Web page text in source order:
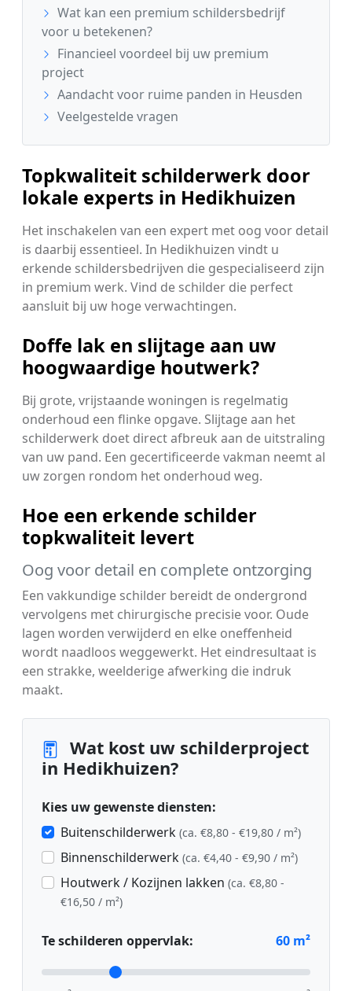
Wat kan een premium schildersbedrijf
voor u betekenen?
Financieel voordeel bij uw premium
project
Aandacht voor ruime panden in Heusden
Veelgestelde vragen
Topkwaliteit schilderwerk door
lokale experts in Hedikhuizen
Het inschakelen van een expert met oog voor detail
is daarbij essentieel. In Hedikhuizen vindt u
erkende schildersbedrijven die gespecialiseerd zijn
in premium werk. Vind de schilder die perfect
aansluit bij uw hoge verwachtingen.
Doffe lak en slijtage aan uw
hoogwaardige houtwerk?
Bij grote, vrijstaande woningen is regelmatig
onderhoud een flinke opgave. Slijtage aan het
schilderwerk doet direct afbreuk aan de uitstraling
van uw pand. Een gecertificeerde vakman neemt al
uw zorgen rondom het onderhoud weg.
Hoe een erkende schilder
topkwaliteit levert
Oog voor detail en complete ontzorging
Een vakkundige schilder bereidt de ondergrond
vervolgens met chirurgische precisie voor. Oude
lagen worden verwijderd en elke oneffenheid
wordt naadloos weggewerkt. Het eindresultaat is
een strakke, weelderige afwerking die indruk
maakt.
Wat kost uw schilderproject
in Hedikhuizen?
Kies uw gewenste diensten:
Buitenschilderwerk (ca. €8,80 - €19,80 / m²)
Binnenschilderwerk (ca. €4,40 - €9,90 / m²)
Houtwerk / Kozijnen lakken (ca. €8,80 -
€16,50 / m²)
Te schilderen oppervlak: 60 m²